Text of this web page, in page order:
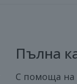
Пълна
С помоща на